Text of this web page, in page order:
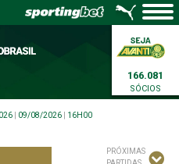
166.081
SÓCIOS
09/08/2026
16H00
PRÓXIMAS